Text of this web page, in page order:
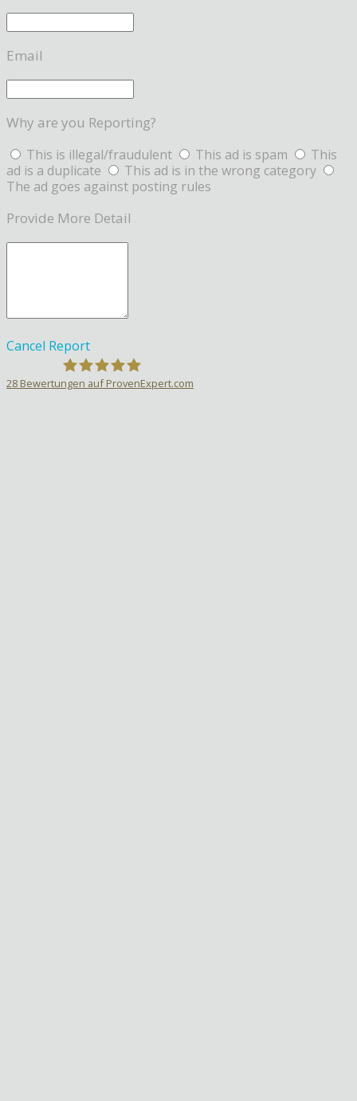
Email
Why are you Reporting?
This is illegal/fraudulent This ad is spam
This
ad is a duplicate
This ad is in the wrong category
The ad goes against posting rules
Provide More Detail
Cancel Report
28 Bewertungen auf ProvenExpert.com